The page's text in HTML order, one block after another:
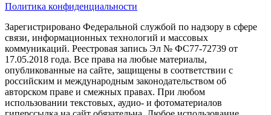
Политика конфиденциальности
Зарегистрировано Федеральной службой по надзору в сфере
связи, информационных технологий и массовых
коммуникаций. Реестровая запись Эл № ФС77-72739 от
17.05.2018 года. Все права на любые материалы,
опубликованные на сайте, защищены в соответствии с
российским и международным законодательством об
авторском праве и смежных правах. При любом
использовании текстовых, аудио- и фотоматериалов